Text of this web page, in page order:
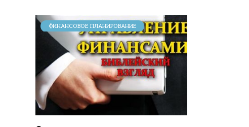
ФИНАНСОВОЕ ПЛАНИРОВАНИЕ